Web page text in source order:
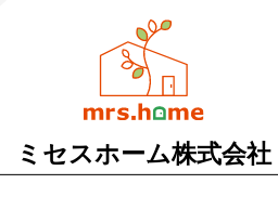
まずはお気軽にご相談ください
家づくりの疑問や不安にお答えします
ミセスホーム株式会社